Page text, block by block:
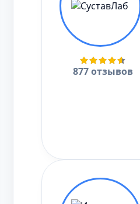
877 отзывов